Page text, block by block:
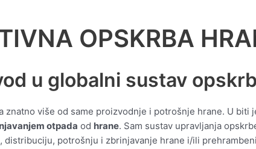
OPSKRBA
u globalni sustav
više od same proizvodnje i potrošnje hrane. U biti
otpada od hrane. Sam sustav upravljanja
potrošnju i zbrinjavanje hrane i/ili